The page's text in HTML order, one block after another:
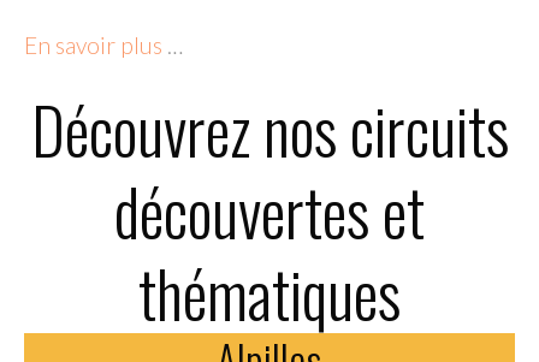
En savoir plus …
Découvrez nos circuits
découvertes et
thématiques